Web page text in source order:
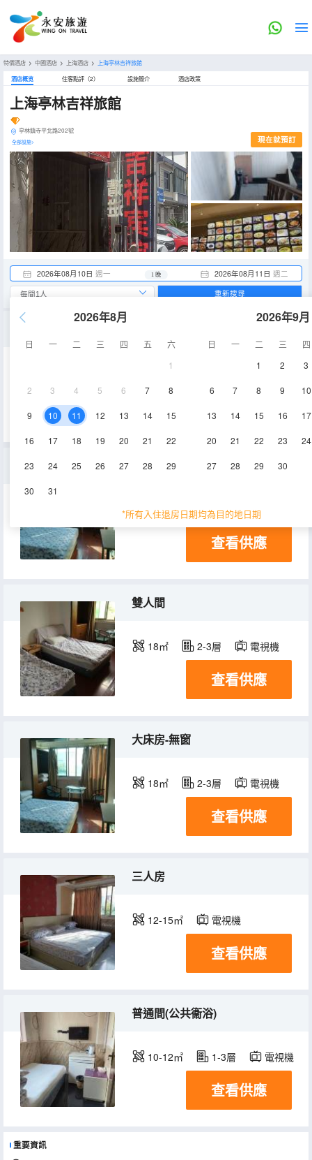
特價酒店 > 中國酒店 > 上海酒店 > 上海亭林吉祥旅館
酒店概览 住客點評（2） 設施簡介 酒店政策
上海亭林吉祥旅館
亭林鎮寺平北路202號
全部設施> 現在就預訂
2026年08月10日 週一 2026年08月11日 週二
1 晚
2026年8月
日 一 二 三 四 五
六
1
2 3 4 5 6 7 8
9 10 11 12 13 14 15
16 17 18 19 20 21 22
23 24 25 26 27 28 29
30 31
2026年9月
日 一 二 三
四
1
2 3
6 7 8 9 10
13 14 15 16 17
20 21 22 23 24
27 28 29 30
*所有入住退房日期均為目的地日期
重新搜尋
大床房
18㎡ 2-3層 電視機
查看供應
雙人間
18㎡ 2-3層 電視機
查看供應
大床房-無窗
18㎡ 2-3層 電視機
查看供應
三人房
12-15㎡ 電視機
查看供應
普通間(公共衞浴)
10-12㎡ 1-3層 電視機
查看供應
重要資訊